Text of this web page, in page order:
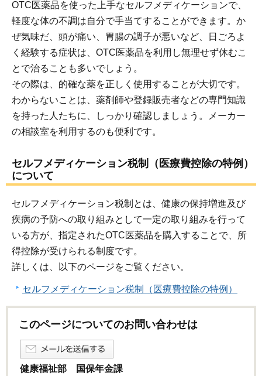
OTC医薬品を使った上手なセルフメディケーションで、
軽度な体の不調は自分で手当てすることができます。か
ぜ気味だ、頭が痛い、胃腸の調子が悪いなど、日ごろよ
く経験する症状は、OTC医薬品を利用し無理せず休むこ
とで治ることも多いでしょう。
その際は、的確な薬を正しく使用することが大切です。
わからないことは、薬剤師や登録販売者などの専門知識
を持った人たちに、しっかり確認しましょう。メーカー
の相談室を利用するのも便利です。
セルフメディケーション税制（医療費控除の特例）
について
セルフメディケーション税制とは、健康の保持増進及び
疾病の予防への取り組みとして一定の取り組みを行って
いる方が、指定されたOTC医薬品を購入することで、所
得控除が受けられる制度です。
詳しくは、以下のページをご覧ください。
セルフメディケーション税制（医療費控除の特例）
このページについてのお問い合わせは
健康福祉部 国保年金課